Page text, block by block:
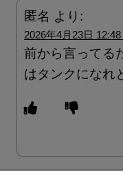
匿名 より:
2026年4月23日 12:48
前から言ってる
はタンクになれ